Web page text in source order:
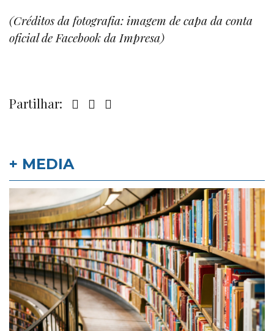
(Créditos da fotografia: imagem de capa da conta
oficial de Facebook da Impresa)
Partilhar:
+ MEDIA